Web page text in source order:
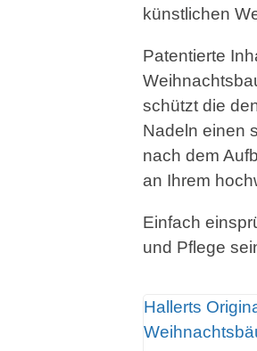
künstlichen
Patentierte
schützt die
Nadeln einen
nach dem
an Ihrem
Einfach
und Pflege
Hallerts